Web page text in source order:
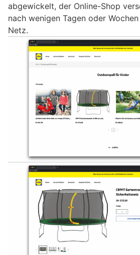
abgewickelt, der Online-Shop
nach wenigen Tagen oder
Netz.